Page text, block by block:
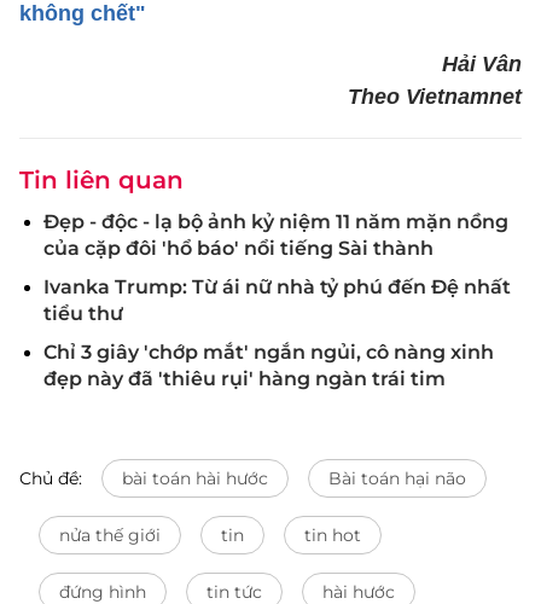
không chết"
Hải Vân
Theo Vietnamnet
Tin liên quan
Đẹp - độc - lạ bộ ảnh kỷ niệm 11 năm mặn nồng
của cặp đôi 'hổ báo' nổi tiếng Sài thành
Ivanka Trump: Từ ái nữ nhà tỷ phú đến Đệ nhất
tiểu thư
Chỉ 3 giây 'chớp mắt' ngắn ngủi, cô nàng xinh
đẹp này đã 'thiêu rụi' hàng ngàn trái tim
Chủ đề: bài toán hài hước Bài toán hại não
nửa thế giới tin tin hot
đứng hình tin tức hài hước